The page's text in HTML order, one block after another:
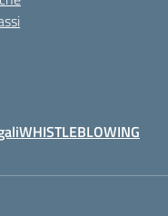
WHISTLEBLOWING